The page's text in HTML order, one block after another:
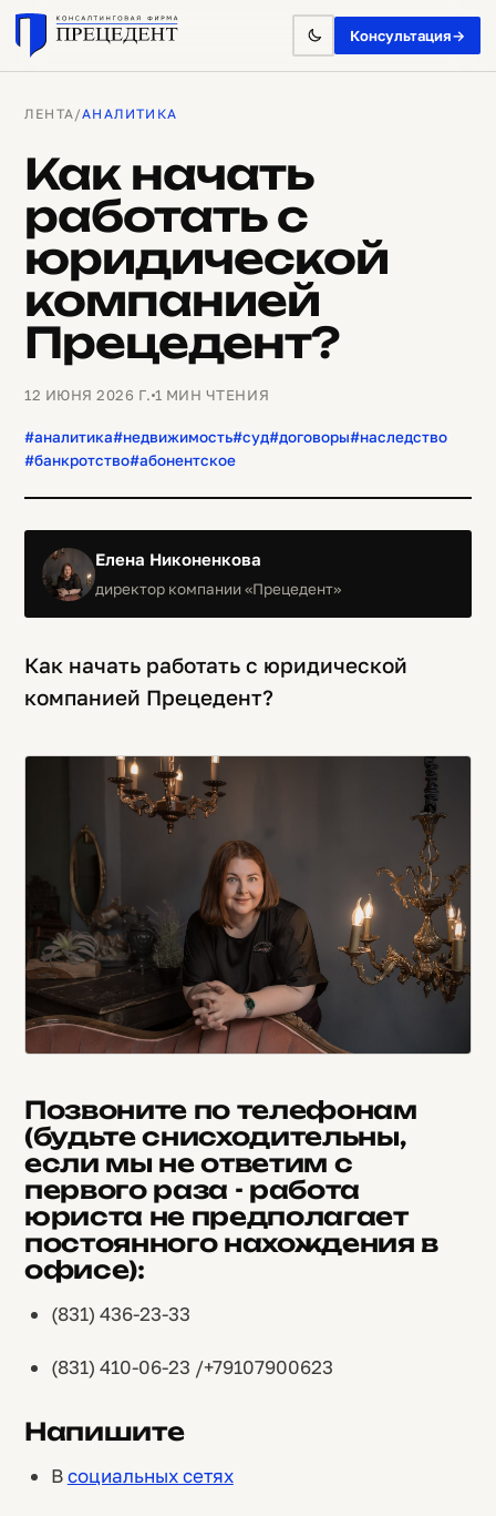
Консультация→
ЛЕНТА/АНАЛИТИКА
Как начать
работать с
юридической
компанией
Прецедент?
12 ИЮНЯ 2026 Г. 1 МИН ЧТЕНИЯ
#аналитика#недвижимость#суд#договоры#наследство
#банкротство#абонентское
Елена Никоненкова
директор компании «Прецедент»
Как начать работать с юридической
компанией Прецедент?
Позвоните по телефонам
(будьте снисходительны,
если мы не ответим с
первого раза - работа
юриста не предполагает
постоянного нахождения в
офисе):
(831) 436-23-33
(831) 410-06-23 /+79107900623
Напишите
Всоциальных сетях